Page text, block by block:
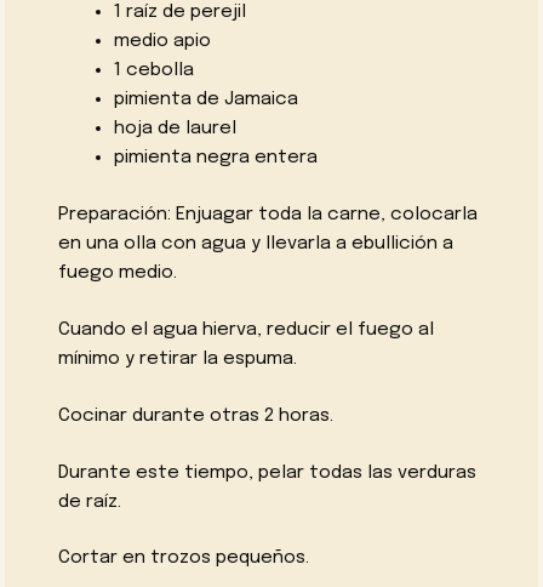
1 raíz de perejil
medio apio
1 cebolla
pimienta de Jamaica
hoja de laurel
pimienta negra entera
Preparación: Enjuagar toda la carne, colocarla
en una olla con agua y llevarla a ebullición a
fuego medio.
Cuando el agua hierva, reducir el fuego al
mínimo y retirar la espuma.
Cocinar durante otras 2 horas.
Durante este tiempo, pelar todas las verduras
de raíz.
Cortar en trozos pequeños.